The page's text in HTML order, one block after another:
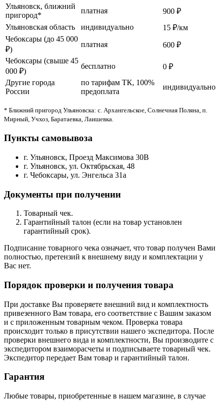
Ульяновск, ближний
пригород*
платная
900 ₽
Ульяновская область
индивидуально
15 ₽/км
Чебоксары (до 45 000
₽)
платная
600 ₽
Чебоксары (свыше 45
000 ₽)
бесплатно
0 ₽
Другие города
России
по тарифам ТК, 100%
предоплата
индивидуально
* Ближний пригород Ульяновска: с. Архангельское, Солнечная Поляна, п.
Мирный, Учхоз, Баратаевка, Лаишевка.
Пункты самовывоза
г. Ульяновск, Проезд Максимова 30В
г. Ульяновск, ул. Октябрьская, 48
г. Чебоксары, ул. Энгельса 31а
Документы при получении
Товарный чек.
Гарантийный талон (если на товар установлен
гарантийный срок).
Подписание товарного чека означает, что товар получен Вами
полностью, претензий к внешнему виду и комплектации у
Вас нет.
Порядок проверки и получения товара
При доставке Вы проверяете внешний вид и комплектность
привезенного Вам товара, его соответствие с Вашим заказом
и с приложенным товарным чеком. Проверка товара
происходит только в присутствии нашего экспедитора. После
проверки внешнего вида и комплектности, Вы производите с
экспедитором взаиморасчеты и подписываете товарный чек.
Экспедитор передает Вам товар и гарантийный талон.
Гарантия
Любые товары, приобретенные в нашем магазине, в случае